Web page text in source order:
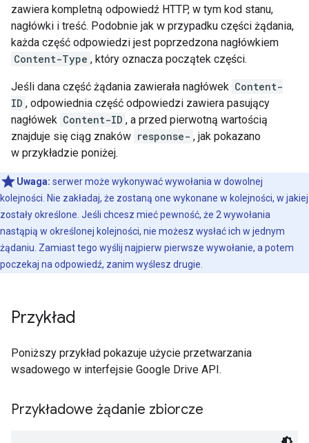
zawiera kompletną odpowiedź HTTP, w tym kod stanu,
nagłówki i treść. Podobnie jak w przypadku części żądania,
każda część odpowiedzi jest poprzedzona nagłówkiem
Content-Type , który oznacza początek części.
Jeśli dana część żądania zawierała nagłówek Content-
ID , odpowiednia część odpowiedzi zawiera pasujący
nagłówek Content-ID , a przed pierwotną wartością
znajduje się ciąg znaków response- , jak pokazano
w przykładzie poniżej.
Uwaga: serwer może wykonywać wywołania w dowolnej
kolejności. Nie zakładaj, że zostaną one wykonane w kolejności, w jakiej
zostały określone. Jeśli chcesz mieć pewność, że 2 wywołania
nastąpią w określonej kolejności, nie możesz wysłać ich w jednym
żądaniu. Zamiast tego wyślij najpierw pierwsze wywołanie, a potem
poczekaj na odpowiedź, zanim wyślesz drugie.
Przykład
Poniższy przykład pokazuje użycie przetwarzania
wsadowego w interfejsie Google Drive API.
Przykładowe żądanie zbiorcze